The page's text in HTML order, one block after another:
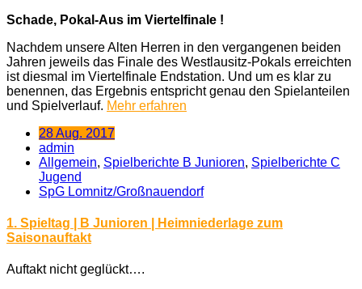
Schade, Pokal-Aus im Viertelfinale !
Nachdem unsere Alten Herren in den vergangenen beiden
Jahren jeweils das Finale des Westlausitz-Pokals erreichten
ist diesmal im Viertelfinale Endstation. Und um es klar zu
benennen, das Ergebnis entspricht genau den Spielanteilen
und Spielverlauf. Mehr erfahren
28 Aug. 2017
admin
Allgemein, Spielberichte B Junioren, Spielberichte C
Jugend
SpG Lomnitz/Großnauendorf
1. Spieltag | B Junioren | Heimniederlage zum
Saisonauftakt
Auftakt nicht geglückt….